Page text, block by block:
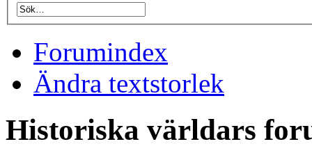
Forumindex
Ändra textstorlek
Historiska världars